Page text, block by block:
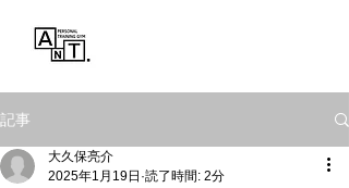
記事
大久保亮介
2025年1月19日 読了時間: 2分